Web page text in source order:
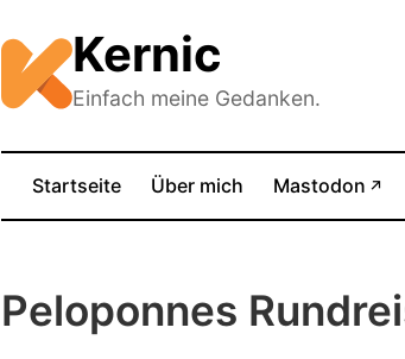
Kernic
Einfach meine Gedanken.
Startseite Über mich Mastodon ↗
Peloponnes